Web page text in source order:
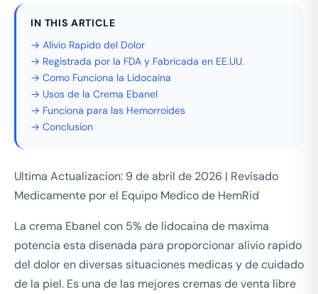
IN THIS ARTICLE
→ Alivio Rapido del Dolor
→ Registrada por la FDA y Fabricada en EE.UU.
→ Como Funciona la Lidocaina
→ Usos de la Crema Ebanel
→ Funciona para las Hemorroides
→ Conclusion
Ultima Actualizacion: 9 de abril de 2026 | Revisado
Medicamente por el Equipo Medico de HemRid
La crema Ebanel con 5% de lidocaina de maxima
potencia esta disenada para proporcionar alivio rapido
del dolor en diversas situaciones medicas y de cuidado
de la piel. Es una de las mejores cremas de venta libre